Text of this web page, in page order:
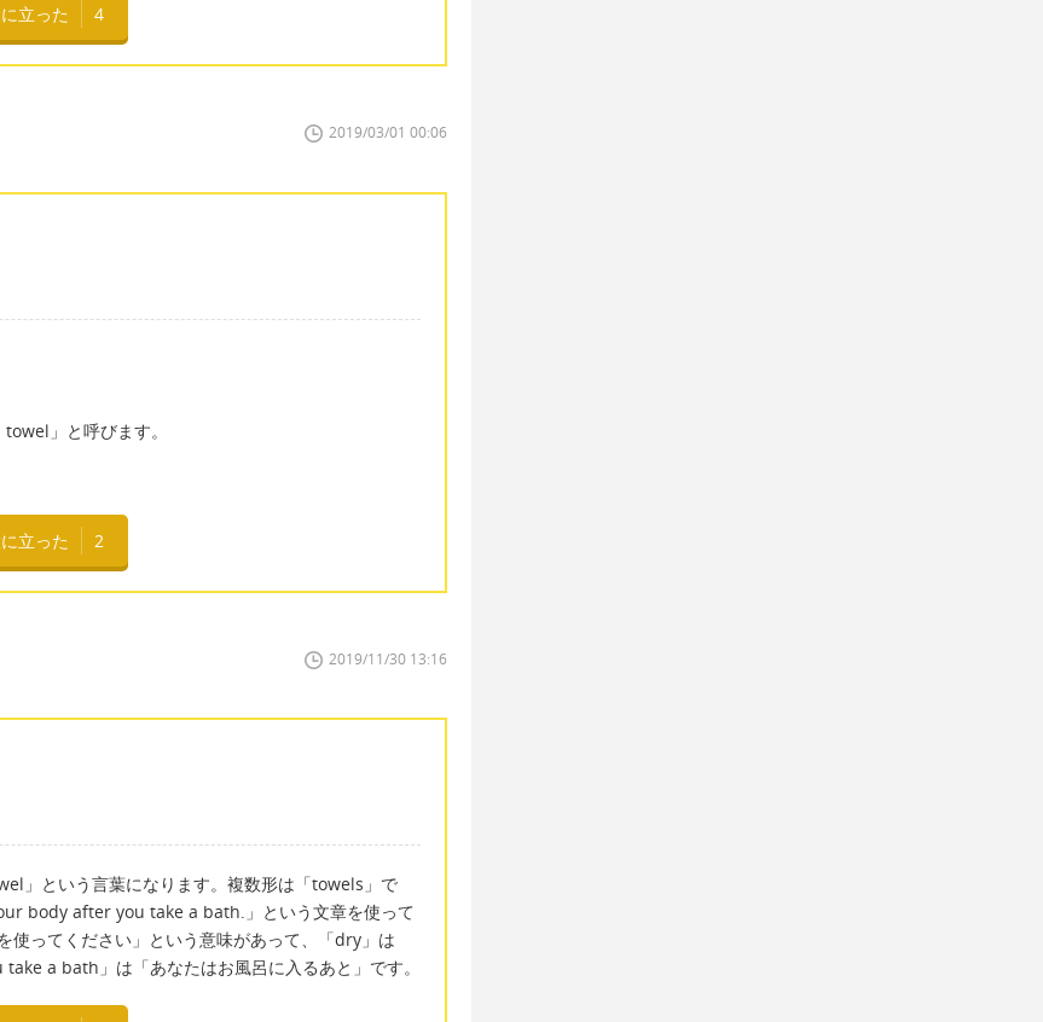
立った 4
2019/03/01 00:06
」と呼びます。
立った 2
2019/11/30 13:16
」という言葉になります。複数形は「towels」で
body after you take a bath.」という文章を使って
使ってください」という意味があって、「dry」は
a bath」は「あなたはお風呂に入るあと」です。